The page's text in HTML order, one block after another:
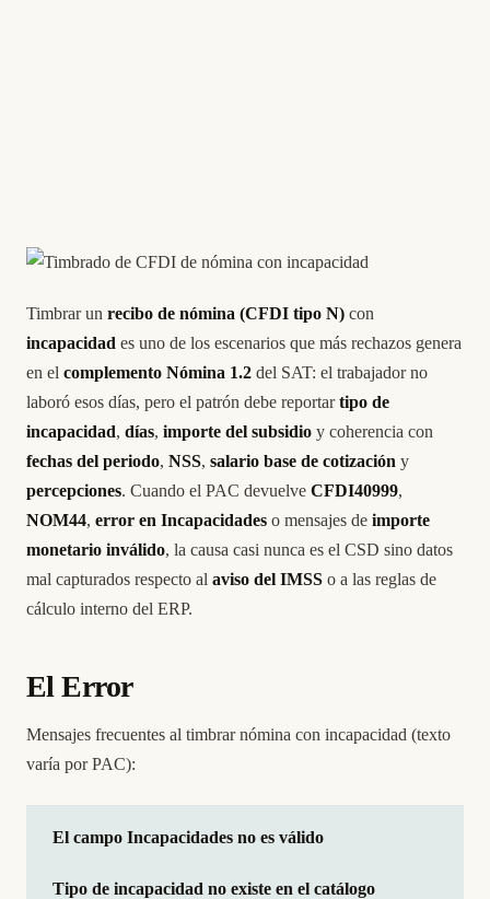
Timbrar un recibo de nómina (CFDI tipo N) con
incapacidad es uno de los escenarios que más rechazos genera
en el complemento Nómina 1.2 del SAT: el trabajador no
laboró esos días, pero el patrón debe reportartipo de
incapacidad, días, importe del subsidio y coherencia con
fechas del periodo, NSS, salario base de cotización y
percepciones. Cuando el PAC devuelve CFDI40999,
NOM44, error en Incapacidades o mensajes de importe
monetario inválido, la causa casi nunca es el CSD sino datos
mal capturados respecto al aviso del IMSS o a las reglas de
cálculo interno del ERP.
El Error
Mensajes frecuentes al timbrar nómina con incapacidad (texto
varía por PAC):
El campo Incapacidades no es válido
Tipo de incapacidad no existe en el catálogo